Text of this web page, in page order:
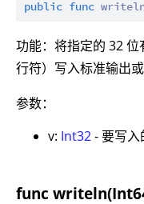
public func
功能：将指定的 32
行符）写入标准输出
参数：
v: Int32- 要写入
func